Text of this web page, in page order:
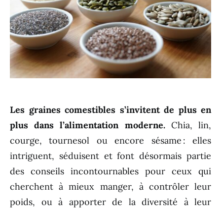
Les graines comestibles s’invitent de plus en
plus dans l’alimentation moderne.Chia, lin,
courge, tournesol ou encore sésame : elles
intriguent, séduisent et font désormais partie
des conseils incontournables pour ceux qui
cherchent à mieux manger, à contrôler leur
poids, ou à apporter de la diversité à leur